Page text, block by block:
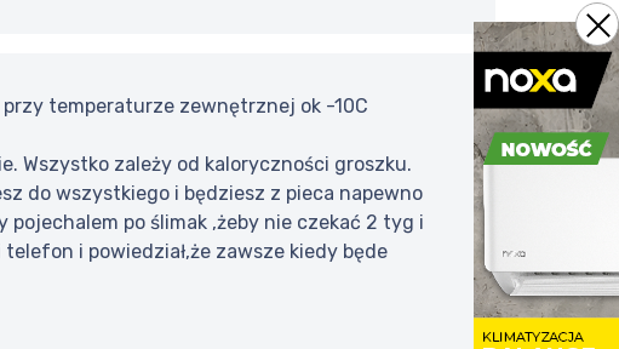
temperaturze zewnętrznej ok -10C
Wszystko zależy od kaloryczności groszku.
do wszystkiego i będziesz z pieca napewno
pojechalem po ślimak ,żeby nie czekać 2 tyg i
telefon i powiedział,że zawsze kiedy będe